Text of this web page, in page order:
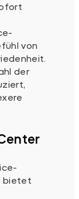
von
der
bietet